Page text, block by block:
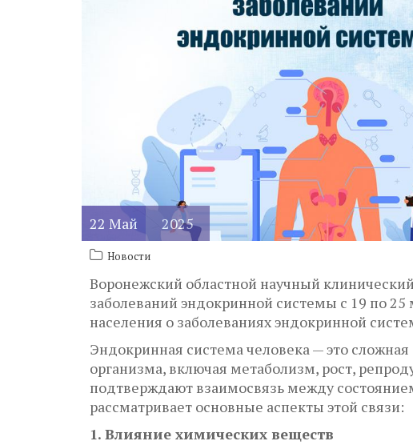
22 Май 2025
Новости
Воронежский областной научный
заболеваний эндокринной системы с 19 по
населения о заболеваниях эндокринной
Эндокринная система человека — это
организма, включая метаболизм, рост,
подтверждают взаимосвязь между
рассматривает основные аспекты этой связи:
1. Влияние химических веществ